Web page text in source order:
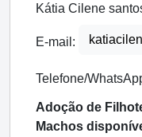
Kátia Cilene
E-mail:
Telefone/
Adoção de
Machos